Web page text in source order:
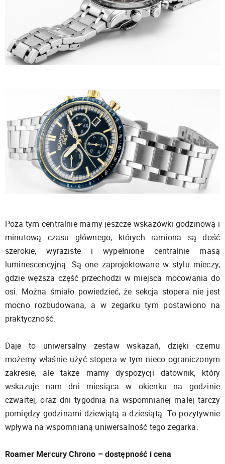
Poza tym centralnie mamy jeszcze wskazówki godzinową i
minutową czasu głównego, których ramiona są dość
szerokie, wyraziste i wypełnione centralnie masą
luminescencyjną. Są one zaprojektowane w stylu mieczy,
gdzie węższa część przechodzi w miejsca mocowania do
osi. Można śmiało powiedzieć, że sekcja stopera nie jest
mocno rozbudowana, a w zegarku tym postawiono na
praktyczność.
Daje to uniwersalny zestaw wskazań, dzięki czemu
możemy właśnie użyć stopera w tym nieco ograniczonym
zakresie, ale także mamy dyspozycji datownik, który
wskazuje nam dni miesiąca w okienku na godzinie
czwartej, oraz dni tygodnia na wspomnianej małej tarczy
pomiędzy godzinami dziewiątą a dziesiątą. To pozytywnie
wpływa na wspomnianą uniwersalność tego zegarka.
Roamer Mercury Chrono – dostępność i cena